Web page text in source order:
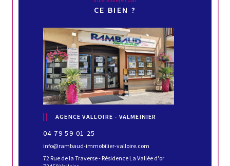
CE BIEN ?
AGENCE VALLOIRE - VALMEINIER
04 79 59 01 25
info@rambaud-immobilier-valloire.com
72 Rue de la Traverse - Résidence La Vallée d'or